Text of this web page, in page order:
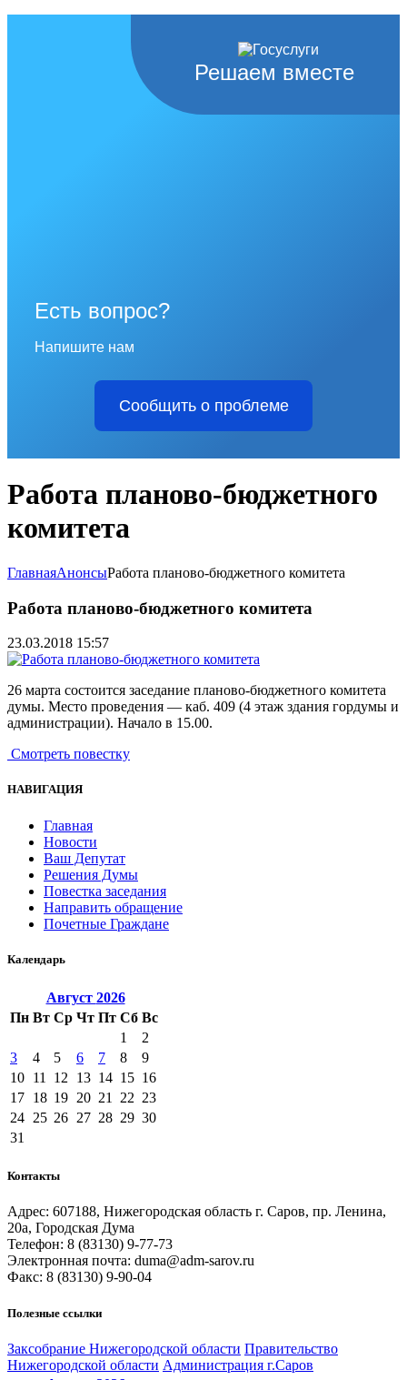
Решаем вместе
Есть вопрос?
Напишите нам
Сообщить о проблеме
Работа планово-бюджетного
комитета
ГлавнаяАнонсыРабота планово-бюджетного комитета
Работа планово-бюджетного комитета
23.03.2018 15:57
26 марта состоится заседание планово-бюджетного комитета
думы. Место проведения — каб. 409 (4 этаж здания гордумы и
администрации). Начало в 15.00.
Смотреть повестку
НАВИГАЦИЯ
Главная
Новости
Ваш Депутат
Решения Думы
Повестка заседания
Направить обращение
Почетные Граждане
Календарь
Август 2026
Пн Вт Ср Чт Пт Сб Вс
1
2
3
4 5 6 7 8
9
10 11 12 13 14 15 16
17 18 19 20 21 22 23
24 25 26 27 28 29 30
31
Контакты
Адрес: 607188, Нижегородская область г. Саров, пр. Ленина,
20а, Городская Дума
Телефон: 8 (83130) 9-77-73
Электронная почта: duma@adm-sarov.ru
Факс: 8 (83130) 9-90-04
Полезные ссылки
Закcобрание Нижегородской области Правительство
Нижегородской области Администрация г.Саров